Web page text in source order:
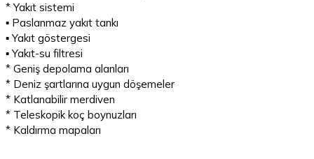
* Yakıt sistemi
▪ Paslanmaz yakıt tankı
▪ Yakıt göstergesi
▪ Yakıt-su filtresi
* Geniş depolama alanları
* Deniz şartlarına uygun döşemeler
* Katlanabilir merdiven
* Teleskopik koç boynuzları
* Kaldırma mapaları